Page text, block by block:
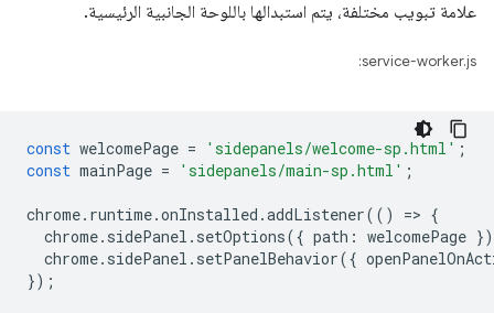
علامة تبويب مختلفة، يتم استبدالها باللوحة الجانبية الرئيسية.
service-worker.js:
const welcomePage = 'sidepanels/welcome-sp.html' ;
const mainPage = 'sidepanels/main-sp.html' ;
chrome. runtime.onInstalled .addListener(() => {
chrome. sidePanel . setOptions({ path : welcomePage
chrome. sidePanel . setPanelBehavior({
});